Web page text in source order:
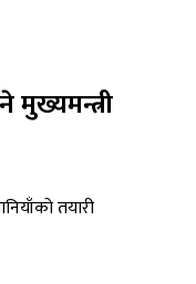
मुख्यमन्त्री